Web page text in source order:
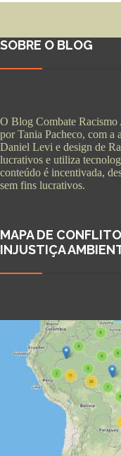
SOBRE O BLOG
O Blog Combate
por Tania Pacheco, com a
Daniel Levi e design de
lucrativos e utiliza
conteúdo é incentivada,
sem fins lucrativos.
MAPA DE
INJUSTIÇA